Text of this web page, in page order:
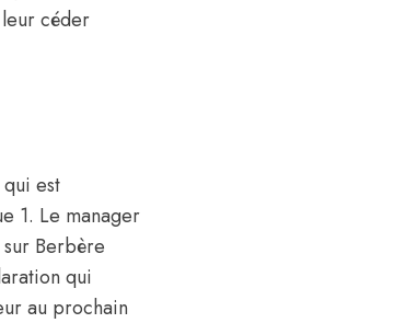
céder
est
1. Le manager
Berbère
qui
au prochain